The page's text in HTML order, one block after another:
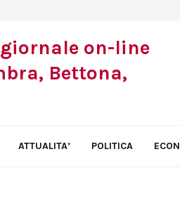
ATTUALITA’ POLITICA